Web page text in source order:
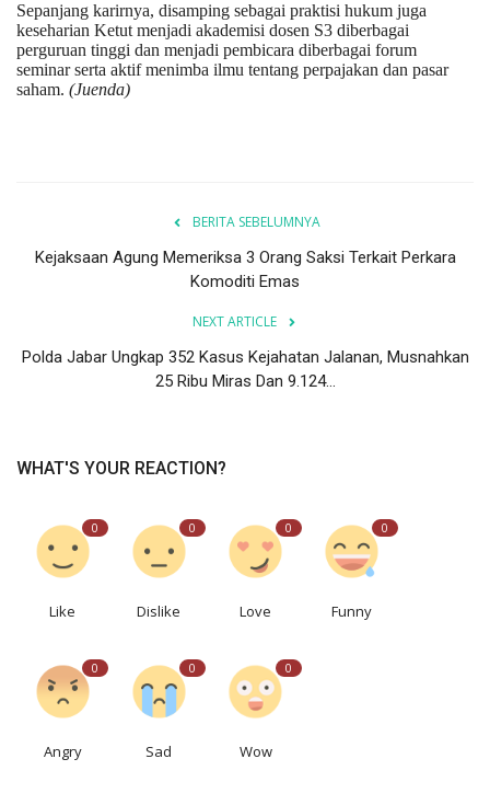
Sepanjang karirnya, disamping sebagai praktisi hukum juga
keseharian Ketut menjadi akademisi dosen S3 diberbagai
perguruan tinggi dan menjadi pembicara diberbagai forum
seminar serta aktif menimba ilmu tentang perpajakan dan pasar
saham. (Juenda)
BERITA SEBELUMNYA
Kejaksaan Agung Memeriksa 3 Orang Saksi Terkait Perkara
Komoditi Emas
NEXT ARTICLE
Polda Jabar Ungkap 352 Kasus Kejahatan Jalanan, Musnahkan
25 Ribu Miras Dan 9.124...
WHAT'S YOUR REACTION?
0
Like
0
Dislike
0
Love
0
Funny
0
Angry
0
Sad
0
Wow